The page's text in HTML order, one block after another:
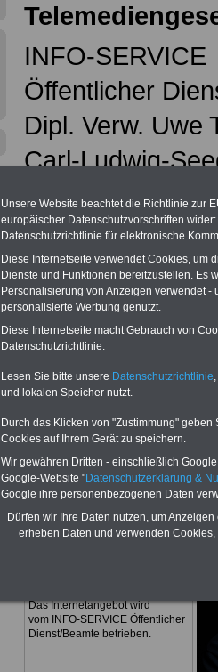
INFO-SERVICE
Öffentlicher
Dipl. Verw. Uwe
Carl-Ludwig-
55232 Alzey
Tel:
Fax:
E-Mail:
Dipl. Verw. Uwe Tillmann
Das Internetangebot wird
vom INFO-SERVICE Öffentlicher
Dienst/Beamte betrieben.
Unsere Website beachtet die Richtlinie zur
europäischer Datenschutzvorschriften
Datenschutzrichtlinie für elektronische
Diese Internetseite verwendet Cookies, um
Dienste und Funktionen bereitzustellen. Es
Personalisierung von Anzeigen verwendet
personalisierte Werbung genutzt.
Diese Internetseite macht Gebrauch von
Datenschutzrichtlinie.
Lesen Sie bitte unsere Datenschutzrichtlinie
und lokalen Speicher nutzt.
Durch das Klicken von "Zustimmung"
Cookies auf Ihrem Gerät zu speichern.
Wir gewähren Dritten - einschließlich
Google-Website "Datenschutzerklärung &
Google ihre personenbezogenen Daten
Dürfen wir Ihre Daten nutzen, um
erheben Daten und verwenden